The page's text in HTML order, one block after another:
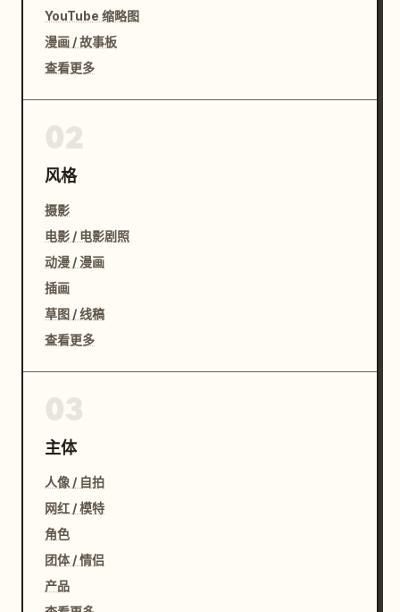
YouTube 缩略图
漫画 / 故事板
查看更多
风格
摄影
电影 / 电影剧照
动漫 / 漫画
插画
草图 / 线稿
查看更多
主体
人像 / 自拍
网红 / 模特
角色
团体 / 情侣
产品